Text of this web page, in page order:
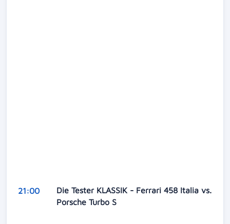
21:00
Die Tester KLASSIK - Ferrari 458 Italia vs.
Porsche Turbo S